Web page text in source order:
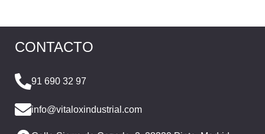
CONTACTO
91 690 32 97
info@vitaloxindustrial.com